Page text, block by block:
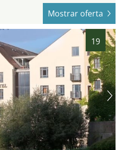
Mostrar oferta
19